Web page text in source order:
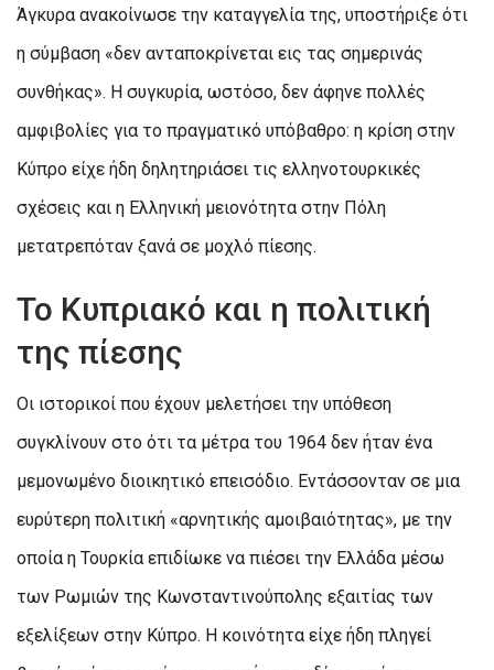
Άγκυρα ανακοίνωσε την καταγγελία της, υποστήριξε ότι
η σύμβαση «δεν ανταποκρίνεται εις τας σημερινάς
συνθήκας». Η συγκυρία, ωστόσο, δεν άφηνε πολλές
αμφιβολίες για το πραγματικό υπόβαθρο: η κρίση στην
Κύπρο είχε ήδη δηλητηριάσει τις ελληνοτουρκικές
σχέσεις και η Ελληνική μειονότητα στην Πόλη
μετατρεπόταν ξανά σε μοχλό πίεσης.
Το Κυπριακό και η πολιτική
της πίεσης
Οι ιστορικοί που έχουν μελετήσει την υπόθεση
συγκλίνουν στο ότι τα μέτρα του 1964 δεν ήταν ένα
μεμονωμένο διοικητικό επεισόδιο. Εντάσσονταν σε μια
ευρύτερη πολιτική «αρνητικής αμοιβαιότητας», με την
οποία η Τουρκία επιδίωκε να πιέσει την Ελλάδα μέσω
των Ρωμιών της Κωνσταντινούπολης εξαιτίας των
εξελίξεων στην Κύπρο. Η κοινότητα είχε ήδη πληγεί